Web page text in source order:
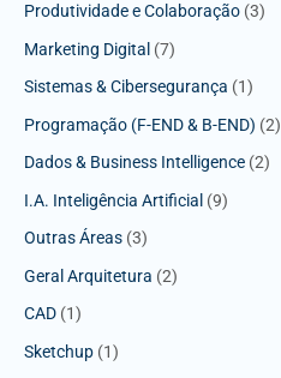
Produtividade e Colaboração (3)
Marketing Digital (7)
Sistemas & Cibersegurança (1)
Programação (F-END & B-END) (2)
Dados & Business Intelligence (2)
I.A. Inteligência Artificial (9)
Outras Áreas (3)
Geral Arquitetura (2)
CAD (1)
Sketchup (1)